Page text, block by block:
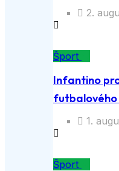
2.
Šport
Infantino
futbalového
1.
Šport